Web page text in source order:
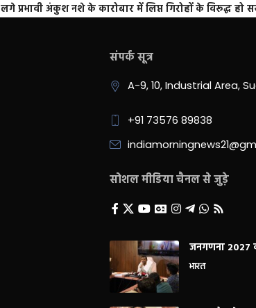
लगे प्रभावी अंकुश नशे के कारोबार में लिप्त गिरोहों के विरूद्ध हो
संपर्क सूत्र
A-9, 10, Industrial Area,
+91 73576 89838
सोशल मीडिया चैनल से जुड़े
जनगणना 2027
भारत